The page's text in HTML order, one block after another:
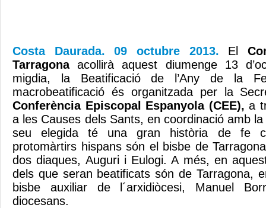
Costa Daurada. 09 octubre 2013. El
Tarragonaacollirà aquest diumenge 13
migdia, la Beatificació de l’Any de la
macrobeatificació és organitzada per la
Conferència Episcopal Espanyola (CEE), a
a les Causes dels Sants, en coordinació amb
seu elegida té una gran història de fe
protomàrtirs hispans són el bisbe de
dos diaques, Auguri i Eulogi. A més, en
dels que seran beatificats són de Tarragona,
bisbe auxiliar de l´arxidiòcesi, Manuel
diocesans.